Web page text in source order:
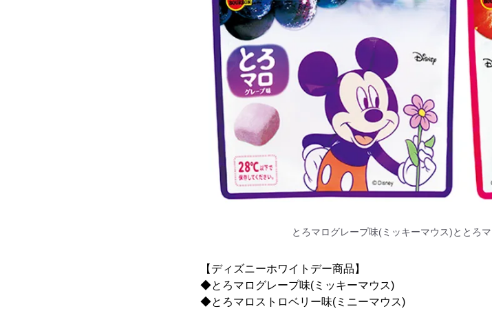
とろマログレープ味(ミッキーマウス)ととろ
【ディズニーホワイトデー商品】
◆とろマログレープ味(ミッキーマウス)
◆とろマロストロベリー味(ミニーマウス)